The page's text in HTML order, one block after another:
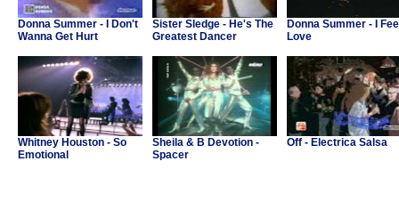
Donna Summer - I Don't
Wanna Get Hurt
Sister Sledge - He's The
Greatest Dancer
Donna Summer - I
Love
Whitney Houston - So
Emotional
Sheila & B Devotion -
Spacer
Off - Electrica Salsa